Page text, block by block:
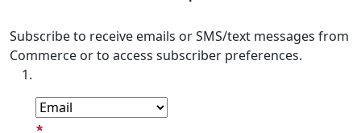
Subscribe to receive emails or SMS/text messages from
Commerce or to access subscriber preferences.